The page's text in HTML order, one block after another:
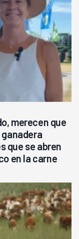
merecen que
ganadera
que se abren
en la carne